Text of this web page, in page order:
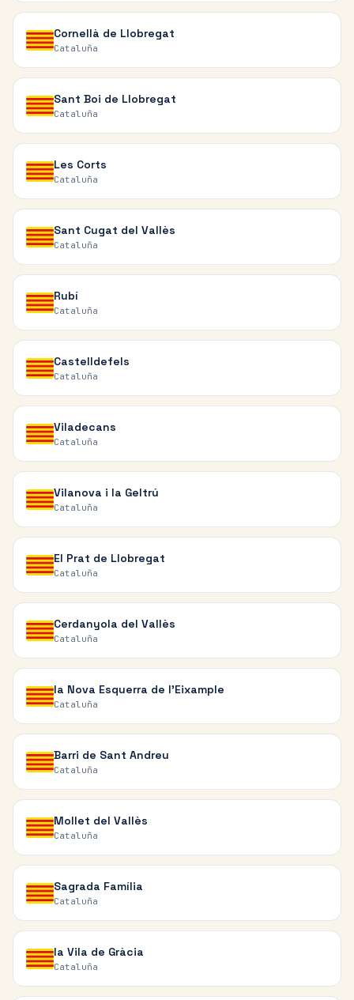
Cornellà de Llobregat
Cataluña
Sant Boi de Llobregat
Cataluña
Les Corts
Cataluña
Sant Cugat del Vallès
Cataluña
Rubí
Cataluña
Castelldefels
Cataluña
Viladecans
Cataluña
Vilanova i la Geltrú
Cataluña
El Prat de Llobregat
Cataluña
Cerdanyola del Vallès
Cataluña
la Nova Esquerra de l'Eixample
Cataluña
Barri de Sant Andreu
Cataluña
Mollet del Vallès
Cataluña
Sagrada Família
Cataluña
la Vila de Gràcia
Cataluña